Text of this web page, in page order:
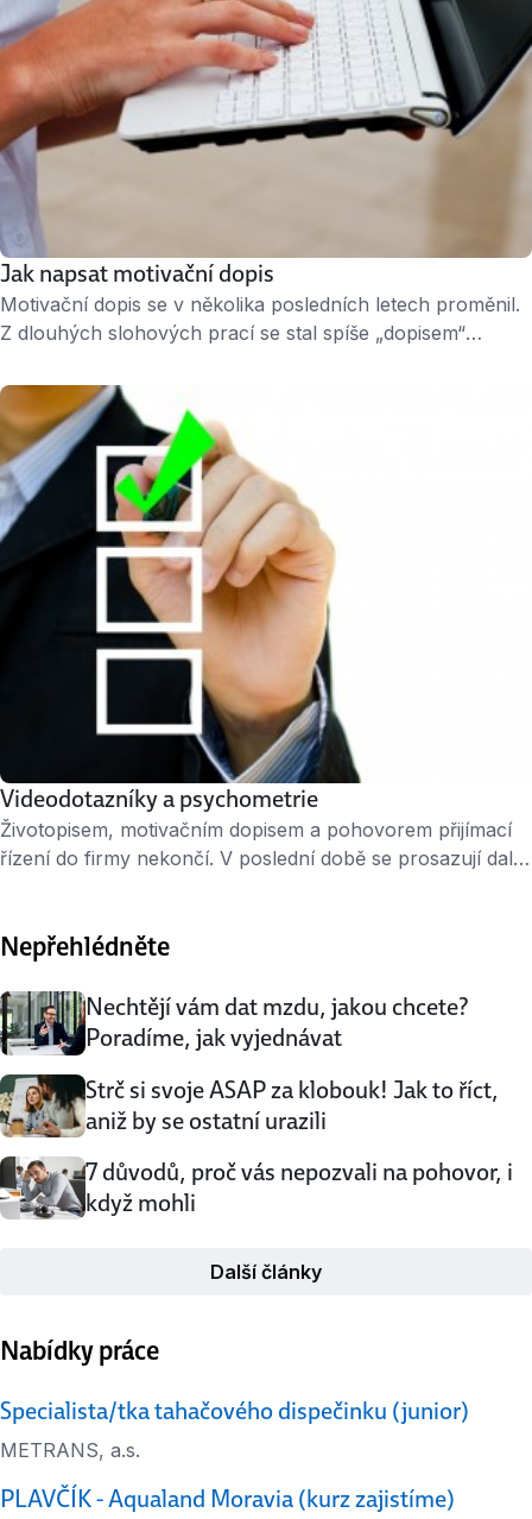
Jak napsat motivační dopis
Motivační dopis se v několika posledních letech proměnil.
Z dlouhých slohových prací se stal spíše „dopisem“
a u člověka na druhé straně vzbudit chuť vás osobně
poznat. Jsou firmy, které motivační dopis vyžadují.
V takovém případě si na něm dejte extra záležet. Ostatním
firmám postačí krátký průvodní dopis. Ať už …
Videodotazníky a psychometrie
Životopisem, motivačním dopisem a pohovorem přijímací
řízení do firmy nekončí. V poslední době se prosazují další
dotazníky se setkávají lidé hlásící se zejména na vedoucí,
používají i u nižších pozic, například administrativních, kde
se předpokládá kontakt s klienty. Psychometrický dotazník
lidé …
Nepřehlédněte
Nechtějí vám dat mzdu, jakou chcete?
Poradíme, jak vyjednávat
Strč si svoje ASAP za klobouk! Jak to říct,
aniž by se ostatní urazili
7 důvodů, proč vás nepozvali na pohovor, i
když mohli
Další články
Nabídky práce
Specialista/tka tahačového dispečinku (junior)
METRANS, a.s.
PLAVČÍK - Aqualand Moravia (kurz zajistíme)